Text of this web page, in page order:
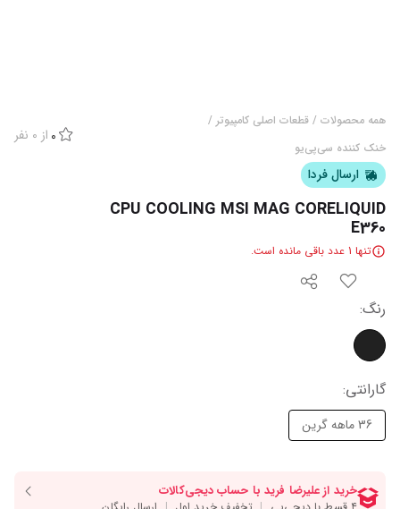
همه محصولات / قطعات اصلی کامپیوتر /
خنک کننده سی‌پی‌یو
0 از 0 نفر
ارسال فردا
CPU COOLING MSI MAG CORELIQUID
E360
تنها 1 عدد باقی مانده است.
رنگ:
گارانتی:
36 ماهه گرین